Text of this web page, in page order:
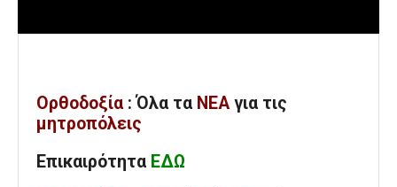
Ορθοδοξία : Όλα τα ΝΕΑ για τις
μητροπόλεις
Επικαιρότητα ΕΔΩ